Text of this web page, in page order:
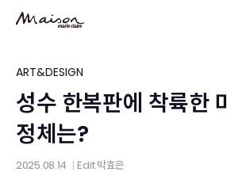
content
ART&DESIGN
성수 한복판에 착륙한
정체는?
2025.08.14 Edit박효은